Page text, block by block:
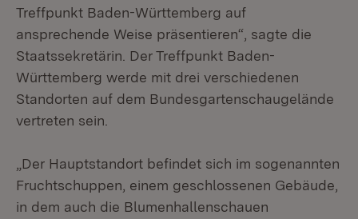
Treffpunkt Baden-Württemberg auf
ansprechende Weise präsentieren“, sagte die
Staatssekretärin. Der Treffpunkt Baden-
Württemberg werde mit drei verschiedenen
Standorten auf dem Bundesgartenschaugelände
vertreten sein.
„Der Hauptstandort befindet sich im sogenannten
Fruchtschuppen, einem geschlossenen Gebäude,
in dem auch die Blumenhallenschauen